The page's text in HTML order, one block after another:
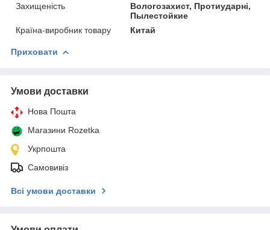
Захищеність
Вологозахист, Протиударні,
Пылестойкие
Країна-виробник товару
Китай
Приховати
Умови доставки
Нова Пошта
Магазини Rozetka
Укрпошта
Самовивіз
Всі умови доставки